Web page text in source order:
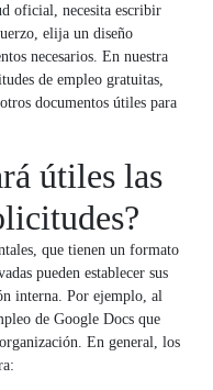
oficial, necesita escribir
elija un diseño
necesarios. En nuestra
de empleo gratuitas,
documentos útiles para
útiles las
que tienen un formato
pueden establecer sus
interna. Por ejemplo, al
de Google Docs que
En general, los